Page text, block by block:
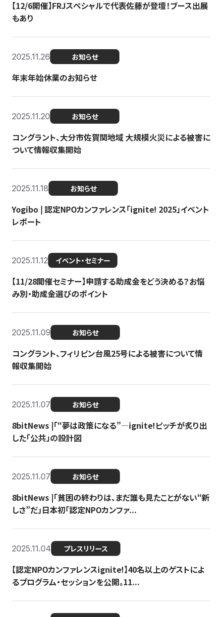
【12/6開催】FRJスペシャルで代表佐藤が登壇！ブース出展
もあり
2025.11.26 お知らせ
年末年始休業のお知らせ
2025.11.20 お知らせ
コングラント、大分市佐賀関地域 大規模火災による被害に
ついて情報収集開始
2025.11.18 お知らせ
Yogibo | 認定NPOカンファレンス「ignite! 2025」イベント
レポート
2025.11.12 イベント・セミナー
【11/28開催セミナー】申請する助成金をどう決める？お悩
み別・助成金選びのポイント
2025.11.09 お知らせ
コングラント、フィリピン台風25号による被害について情
報収集開始
2025.11.07 お知らせ
8bitNews |「“夢は政策になる”—ignite!ピッチが炙り出
した「公共」の設計図
2025.11.07 お知らせ
8bitNews |「貧困の終わりは、まだ誰も見たことがない“新
しさ”だ」日本初「認定NPOカンファ...
2025.11.04 プレスリリース
【認定NPOカンファレンスignite!】40名以上のゲストによ
るプログラム・セッションを公開。11...